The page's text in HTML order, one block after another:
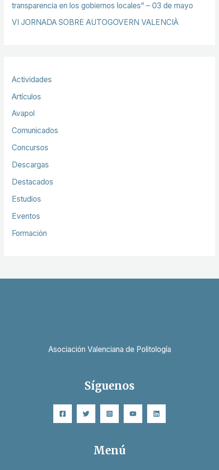
transparencia en los gobiernos locales” – 03 de mayo
VI JORNADA SOBRE AUTOGOVERN VALENCIÀ
Actividades
Artículos
Avapol
Comunicados
Concursos
Descargas
Destacados
Estudios
Eventos
Formación
Asociación Valenciana de Politología
Síguenos
Menú